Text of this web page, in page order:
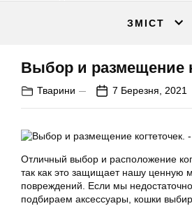
ЗМІСТ
Выбор и размещение
Тварини 7 Березня, 2021
Отличный выбор и расположение
так как это защищает нашу ценную
повреждений. Если мы
подбираем аксессуары, кошки